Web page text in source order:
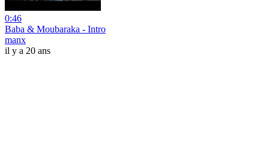
0:46
Baba & Moubaraka - Intro
manx
il y a 20 ans